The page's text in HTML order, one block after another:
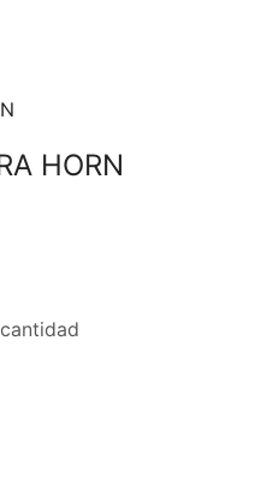
HORN
cantidad